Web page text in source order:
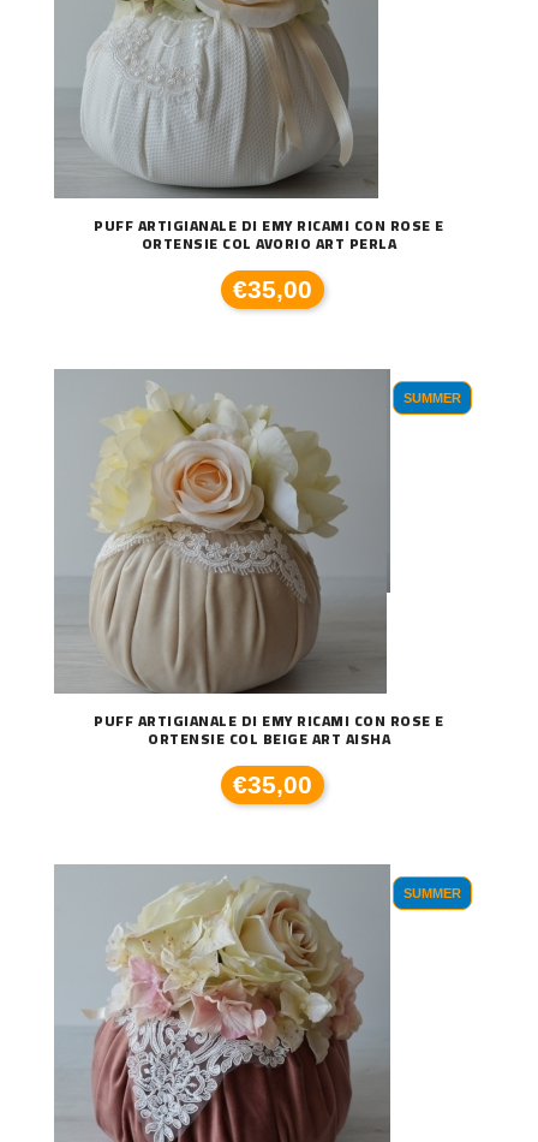
PUFF ARTIGIANALE DI EMY RICAMI CON ROSE E
ORTENSIE COL AVORIO ART PERLA
€35,00
SUMMER
PUFF ARTIGIANALE DI EMY RICAMI CON ROSE E
ORTENSIE COL BEIGE ART AISHA
€35,00
SUMMER